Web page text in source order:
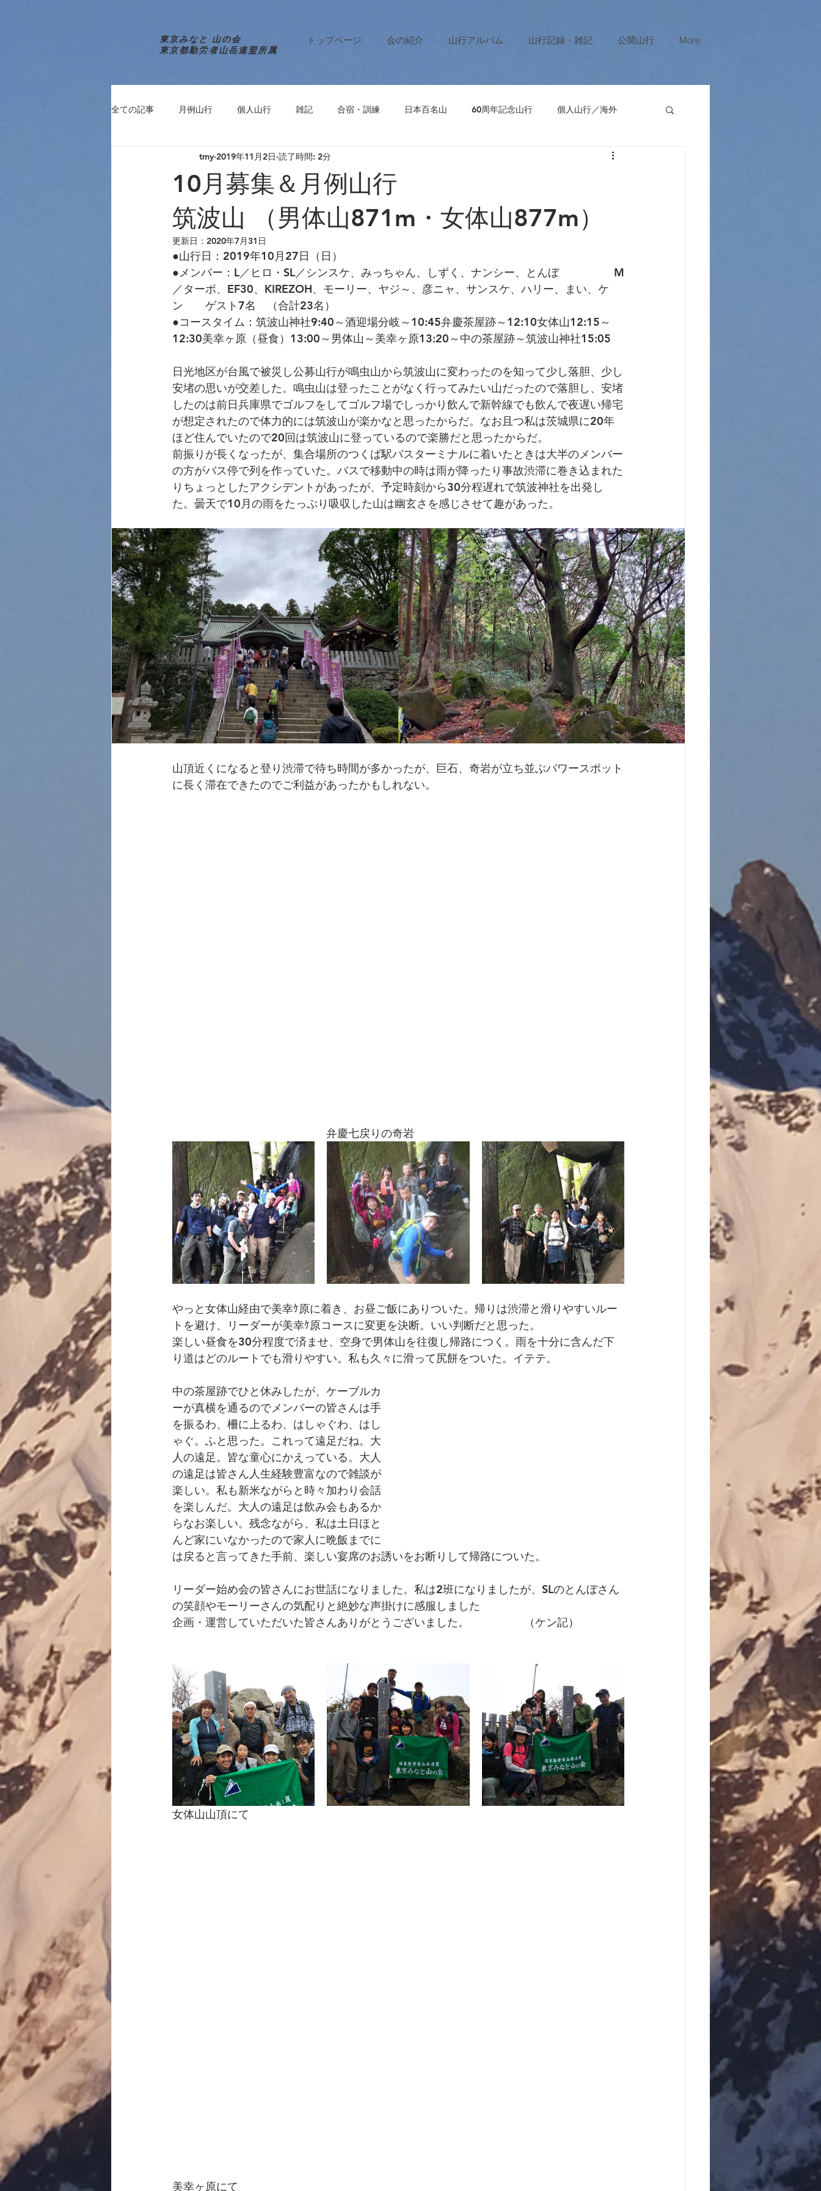
トップページ 会の紹介 山行アルバム 山行記録・雑記 公開山行 More
全ての記事 月例山行 個人山行 雑記 合宿・訓練 日本百名山 60周年記念山行 個人山行／海外
10月募集＆月例山行
筑波山 （男体山871m・女体山877m）
tmy 2019年11月2日 読了時間: 2分
更新日： 2020年7月31日
●山行日：2019年10月27日（日）
●メンバー：L／ヒロ・SL／シンスケ、みっちゃん、しずく、ナンシー、とんぼ　　　　　M
／ターボ、EF30、KIREZOH、モーリー、ヤジ～、彦ニャ、サンスケ、ハリー、まい、ケ
ン　　ゲスト7名　（合計23名）
●コースタイム：筑波山神社9:40～酒迎場分岐～10:45弁慶茶屋跡～12:10女体山12:15～
12:30美幸ヶ原（昼食）13:00～男体山～美幸ヶ原13:20～中の茶屋跡～筑波山神社15:05
日光地区が台風で被災し公募山行が鳴虫山から筑波山に変わったのを知って少し落胆、少し
安堵の思いが交差した。鳴虫山は登ったことがなく行ってみたい山だったので落胆し、安堵
したのは前日兵庫県でゴルフをしてゴルフ場でしっかり飲んで新幹線でも飲んで夜遅い帰宅
が想定されたので体力的には筑波山が楽かなと思ったからだ。なお且つ私は茨城県に20年
ほど住んでいたので20回は筑波山に登っているので楽勝だと思ったからだ。
前振りが長くなったが、集合場所のつくば駅バスターミナルに着いたときは大半のメンバー
の方がバス停で列を作っていた。バスで移動中の時は雨が降ったり事故渋滞に巻き込まれた
りちょっとしたアクシデントがあったが、予定時刻から30分程遅れで筑波神社を出発し
た。曇天で10月の雨をたっぷり吸収した山は幽玄さを感じさせて趣があった。
山頂近くになると登り渋滞で待ち時間が多かったが、巨石、奇岩が立ち並ぶパワースポット
に長く滞在できたのでご利益があったかもしれない。
弁慶七戻りの奇岩
やっと女体山経由で美幸ｹ原に着き、お昼ご飯にありついた。帰りは渋滞と滑りやすいルー
トを避け、リーダーが美幸ｹ原コースに変更を決断。いい判断だと思った。
楽しい昼食を30分程度で済ませ、空身で男体山を往復し帰路につく。雨を十分に含んだ下
り道はどのルートでも滑りやすい。私も久々に滑って尻餅をついた。イテテ。
中の茶屋跡でひと休みしたが、ケーブルカ
ーが真横を通るのでメンバーの皆さんは手
を振るわ、柵に上るわ、はしゃぐわ、はし
ゃぐ。ふと思った。これって遠足だね。大
人の遠足。皆な童心にかえっている。大人
の遠足は皆さん人生経験豊富なので雑談が
楽しい。私も新米ながらと時々加わり会話
を楽しんだ。大人の遠足は飲み会もあるか
らなお楽しい。残念ながら、私は土日ほと
んど家にいなかったので家人に晩飯までに
は戻ると言ってきた手前、楽しい宴席のお誘いをお断りして帰路についた。
リーダー始め会の皆さんにお世話になりました。私は2班になりましたが、SLのとんぼさん
の笑顔やモーリーさんの気配りと絶妙な声掛けに感服しました
企画・運営していただいた皆さんありがとうございました。　　　　　（ケン記）
女体山山頂にて
美幸ヶ原にて
東京みなと 山の会
東京都勤労者山岳連盟所属